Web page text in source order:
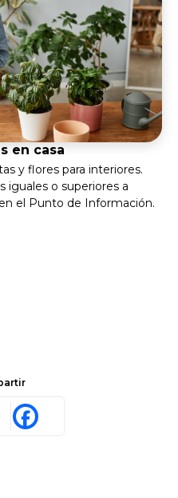
en casa
y flores para interiores.
iguales o superiores a
el Punto de Información.
Facebook